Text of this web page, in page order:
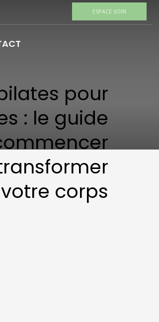
ESPACE SOIN
pour
: le guide
votre corps